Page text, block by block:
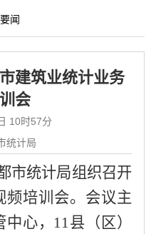
闻
建筑业统计业务
会
10时57分
统计局
市统计局组织召开
培训会。 会议 主
心， 11县（区）